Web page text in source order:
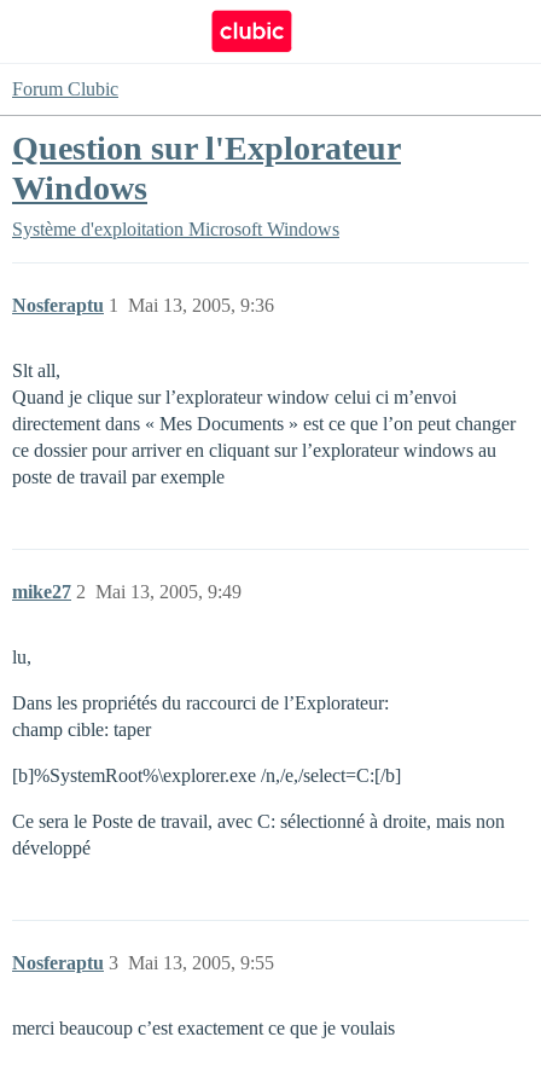
Forum Clubic
Question sur l'Explorateur
Windows
Système d'exploitation Microsoft Windows
Nosferaptu Mai 13, 2005, 9:36
1
Slt all,
Quand je clique sur l’explorateur window celui ci m’envoi
directement dans « Mes Documents » est ce que l’on peut changer
ce dossier pour arriver en cliquant sur l’explorateur windows au
poste de travail par exemple
mike27 Mai 13, 2005, 9:49
2
lu,
Dans les propriétés du raccourci de l’Explorateur:
champ cible: taper
[b]%SystemRoot%\explorer.exe /n,/e,/select=C:[/b]
Ce sera le Poste de travail, avec C: sélectionné à droite, mais non
développé
Nosferaptu Mai 13, 2005, 9:55
3
merci beaucoup c’est exactement ce que je voulais